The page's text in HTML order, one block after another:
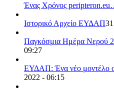
Ένας Χρόνος
Ιστορικό Αρχείο ΕΥΔΑΠ
Παγκόσμια Ημέρα Νερού
09:27
ΕΥΔΑΠ: Ένα νέο μοντέλο
2022 - 06:15